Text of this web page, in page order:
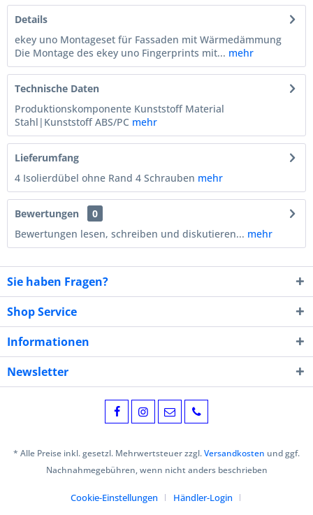
Details
ekey uno Montageset für Fassaden mit Wärmedämmung
Die Montage des ekey uno Fingerprints mit... mehr
Technische Daten
Produktionskomponente Kunststoff Material
Stahl|Kunststoff ABS/PC mehr
Lieferumfang
4 Isolierdübel ohne Rand 4 Schrauben mehr
Bewertungen
0
Bewertungen lesen, schreiben und diskutieren... mehr
Sie haben Fragen?
Shop Service
Informationen
Newsletter
* Alle Preise inkl. gesetzl. Mehrwertsteuer zzgl.Versandkosten und ggf.
Nachnahmegebühren, wenn nicht anders beschrieben
Cookie-Einstellungen Händler-Login